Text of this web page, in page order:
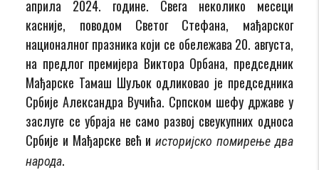
априла 2024. године. Свега неколико месеци
касније, поводом Светог Стефана, мађарског
националног празника који се обележава 20. августа,
на предлог премијера Виктора Орбана, председник
Мађарске Тамаш Шуљок одликовао је председника
Србије Александра Вучића. Српском шефу државе у
заслуге се убраја не само развој свеукупних односа
Србије и Мађарске већ иисторијско помирење два
народа.